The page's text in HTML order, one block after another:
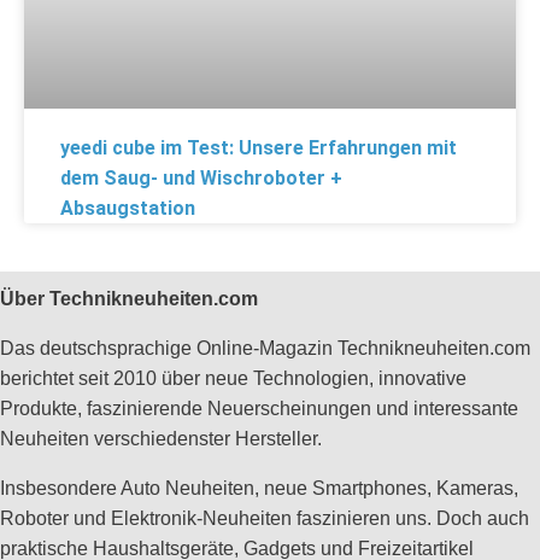
yeedi cube im Test: Unsere Erfahrungen mit
dem Saug- und Wischroboter +
Absaugstation
Über Technikneuheiten.com
Das deutschsprachige Online-Magazin Technikneuheiten.com
berichtet seit 2010 über neue Technologien, innovative
Produkte, faszinierende Neuerscheinungen und interessante
Neuheiten verschiedenster Hersteller.
Insbesondere Auto Neuheiten, neue Smartphones, Kameras,
Roboter und Elektronik-Neuheiten faszinieren uns. Doch auch
praktische Haushaltsgeräte, Gadgets und Freizeitartikel